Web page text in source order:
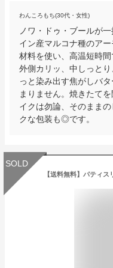
わんころもち(30代・女性)
ノワ・ドゥ・ブールが
イン産マルコナ種のア
材料を使い、高温短時間
外側カリッ、中しっと
っと染み出す焦がしバ
まりません。焼きたて
イクは勿論、そのまま
クな包装も◎です。
SOLD